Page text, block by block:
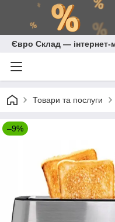
Євро Склад — інтернет-
Товари та послуги
–9%